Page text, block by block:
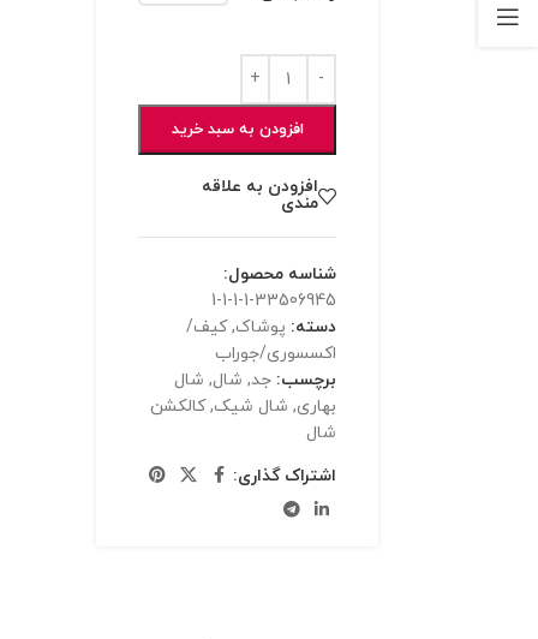
افزودن به سبد خرید
افزودن به علاقه
مندی
شناسه محصول:
33506945-1-1-1-1
دسته: پوشاک, کیف/
اکسسوری/جوراب
برچسب: جد, شال, شال
بهاری, شال شیک, کالکشن
شال
اشتراک گذاری: